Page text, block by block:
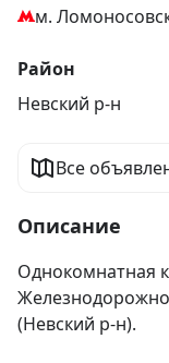
м.
Район
Невский р-н
Все
Описание
Однокомнатная
(Невский р-н).